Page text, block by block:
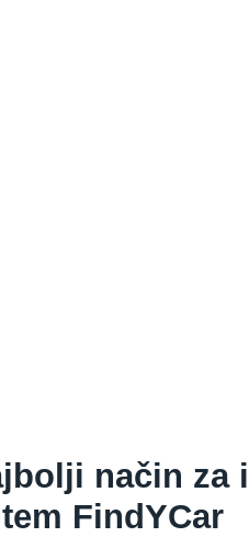
način za
FindYCar